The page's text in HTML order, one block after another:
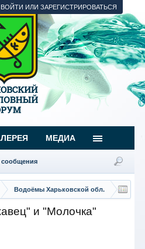
ВОЙТИ ИЛИ ЗАРЕГИСТРИРОВАТЬСЯ
Водоёмы Харьковской обл.
и "Молочка"
МЕДИА